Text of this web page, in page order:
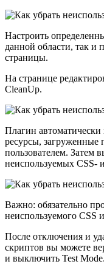
Настроить
данной области, так и
страницы.
На странице
CleanUp.
Плагин
ресурсы, загруженные
пользователем. Затем
неиспользуемых CSS-
Важно: обязательно
неиспользуемого CSS
После отключения и
скриптов вы можете
и выключить Test Mode.